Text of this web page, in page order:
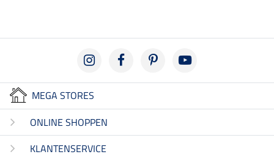
MEGA STORES
ONLINE SHOPPEN
KLANTENSERVICE